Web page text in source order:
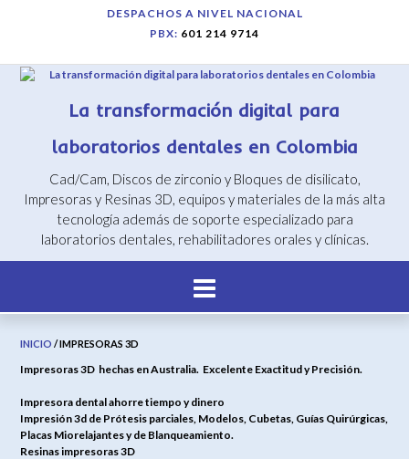
DESPACHOS A NIVEL NACIONAL
PBX: 601 214 9714
La transformación digital para
laboratorios dentales en Colombia
Cad/Cam, Discos de zirconio y Bloques de disilicato,
Impresoras y Resinas 3D, equipos y materiales de la más alta
tecnología además de soporte especializado para
laboratorios dentales, rehabilitadores orales y clínicas.
INICIO / IMPRESORAS 3D
Impresoras 3D hechas en Australia. Excelente Exactitud y Precisión.
Impresora dental ahorre tiempo y dinero
Impresión 3d de Prótesis parciales, Modelos, Cubetas, Guías Quirúrgicas,
Placas Miorelajantes y de Blanqueamiento.
Resinas impresoras 3D